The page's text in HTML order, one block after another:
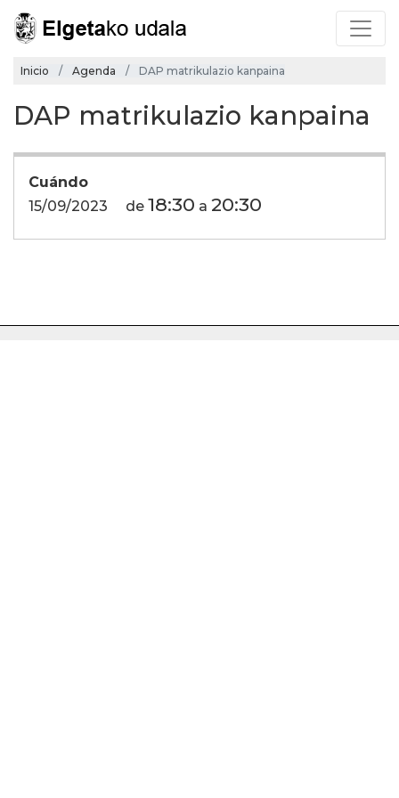
Inicio Agenda DAP matrikulazio kanpaina
DAP matrikulazio kanpaina
Cuándo
15/09/2023
de 18:30 a 20:30